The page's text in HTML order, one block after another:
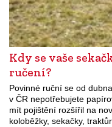
Kdy se vaše
ručení?
Povinné ruční se od
v ČR nepotřebujete
mít pojištění rozšířil na
koloběžky, sekačky,